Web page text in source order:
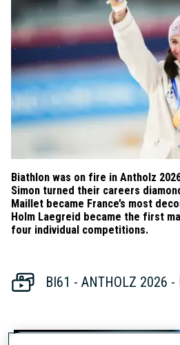
Biathlon was on fire in Antholz
Simon turned their careers
Maillet became France’s most
Holm Laegreid became the first
four individual competitions.
BI61 - ANTHOLZ 2026 -